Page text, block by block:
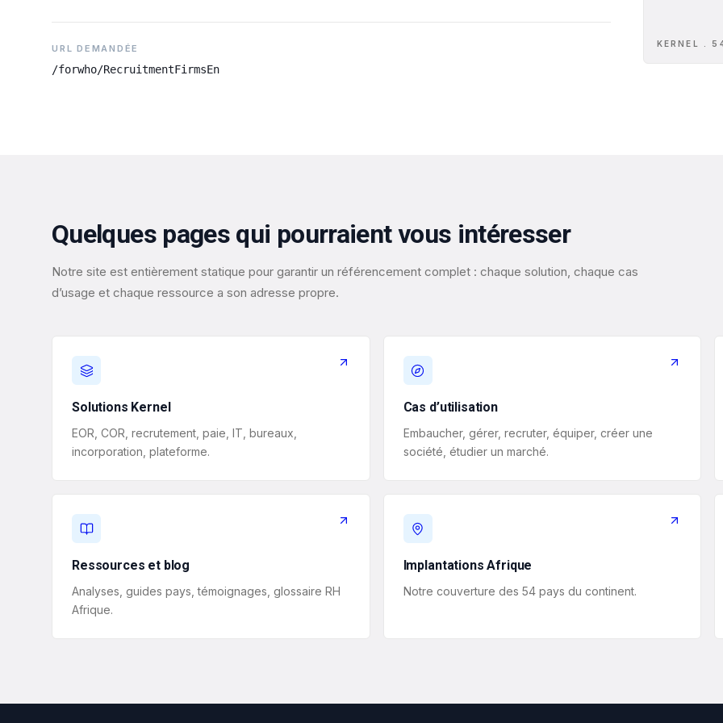
URL DEMANDÉE
/forwho/RecruitmentFirmsEn
KERNEL .
Quelques pages qui pourraient vous intéresser
Notre site est entièrement statique pour garantir un référencement complet : chaque solution, chaque cas
d’usage et chaque ressource a son adresse propre.
Solutions Kernel
EOR, COR, recrutement, paie, IT, bureaux,
incorporation, plateforme.
Cas d’utilisation
Embaucher, gérer, recruter, équiper, créer une
société, étudier un marché.
Ressources et blog
Analyses, guides pays, témoignages, glossaire RH
Afrique.
Implantations Afrique
Notre couverture des 54 pays du continent.